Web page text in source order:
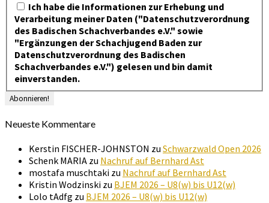
Ich habe die Informationen zur Erhebung und
Verarbeitung meiner Daten ("Datenschutzverordnung
des Badischen Schachverbandes e.V." sowie
"Ergänzungen der Schachjugend Baden zur
Datenschutzverordnung des Badischen
Schachverbandes e.V.") gelesen und bin damit
einverstanden.
Neueste Kommentare
Kerstin FISCHER-JOHNSTON zu Schwarzwald Open 2026
Schenk MARIA zu Nachruf auf Bernhard Ast
mostafa muschtaki zu Nachruf auf Bernhard Ast
Kristin Wodzinski zu BJEM 2026 – U8(w) bis U12(w)
Lolo tAdfg zu BJEM 2026 – U8(w) bis U12(w)